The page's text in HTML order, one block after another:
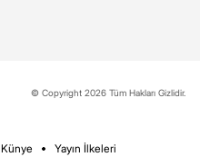
© Copyright 2026 Tüm Hakları Gizlidir.
Künye Yayın İlkeleri